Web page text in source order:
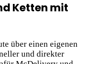
Ketten mit
über einen eigenen
und direkter